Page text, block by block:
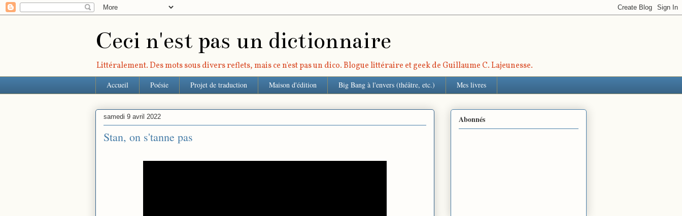
Ceci n'est pas un dictionnaire
Littéralement. Des mots sous divers reflets, mais ce n'est pas un dico. Blogue littéraire et geek de Guillaume C. Lajeunesse.
Accueil Poésie Projet de traduction Maison d'édition Big Bang à l'envers (théâtre, etc.) Mes livres
samedi 9 avril 2022
Stan, on s'tanne pas
Abonnés